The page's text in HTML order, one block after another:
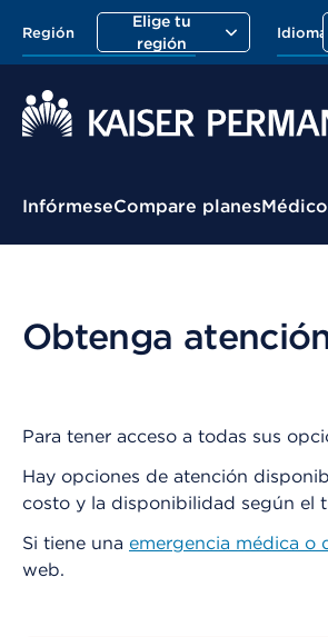
Región
Elige tu
región
Idioma
Menú contextual
InfórmeseCompare planes
Obtenga
Para tener acceso a todas sus
Hay opciones de atención
costo y la disponibilidad según el
Si tiene una emergencia médica o
web.